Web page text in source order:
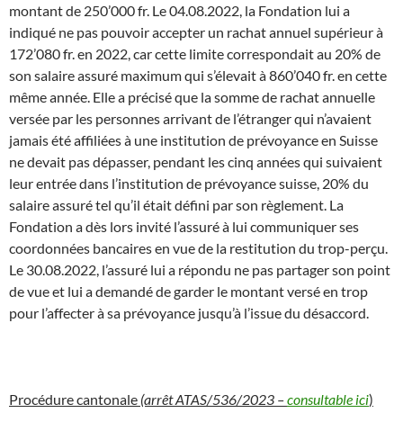
montant de 250’000 fr. Le 04.08.2022, la Fondation lui a
indiqué ne pas pouvoir accepter un rachat annuel supérieur à
172’080 fr. en 2022, car cette limite correspondait au 20% de
son salaire assuré maximum qui s’élevait à 860’040 fr. en cette
même année. Elle a précisé que la somme de rachat annuelle
versée par les personnes arrivant de l’étranger qui n’avaient
jamais été affiliées à une institution de prévoyance en Suisse
ne devait pas dépasser, pendant les cinq années qui suivaient
leur entrée dans l’institution de prévoyance suisse, 20% du
salaire assuré tel qu’il était défini par son règlement. La
Fondation a dès lors invité l’assuré à lui communiquer ses
coordonnées bancaires en vue de la restitution du trop-perçu.
Le 30.08.2022, l’assuré lui a répondu ne pas partager son point
de vue et lui a demandé de garder le montant versé en trop
pour l’affecter à sa prévoyance jusqu’à l’issue du désaccord.
Procédure cantonale (arrêt ATAS/536/2023 –consultable ici)